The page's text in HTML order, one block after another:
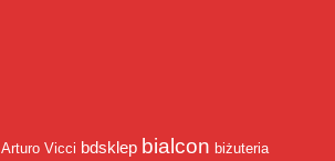
Arturo Vicci bdsklep bialcon biżuteria